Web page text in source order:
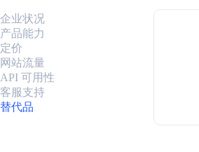
企业状况
产品能力
定价
网站流量
API 可用性
客服支持
替代品